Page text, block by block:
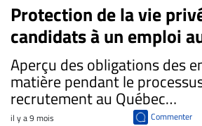
Protection de la vie
candidats à un emploi
Aperçu des obligations des
matière pendant le
recrutement au Québec…
il y a 9 mois Commenter